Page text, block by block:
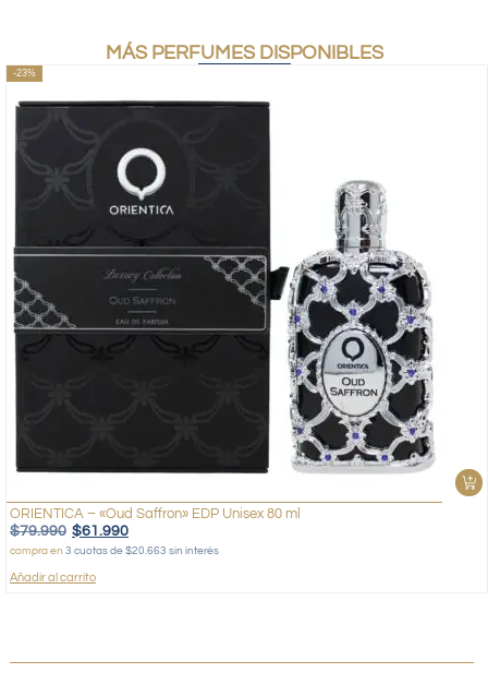
MÁS PERFUMES DISPONIBLES
-23%
ORIENTICA – «Oud Saffron» EDP Unisex 80 ml
$79.990 $61.990
compra en 3 cuotas de $20.663 sin interés
Añadir al carrito